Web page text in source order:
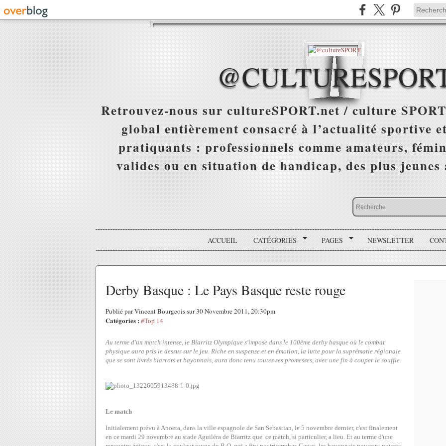
Retrouvez-nous sur cultureSPORT.net / culture
global entièrement consacré à l’actualité sportive
pratiquants : professionnels comme amateurs,
valides ou en situation de handicap, des plus
ACCUEIL CATÉGORIES PAGES NEWSLETTER
Derby Basque : Le Pays Basque reste rouge
Publié par Vincent Bourgeois sur 30 Novembre 2011, 20:30pm
Catégories : #Top 14
Au terme d'un match intense, le Biarritz Olympique s'impose dans le 100ème derby basque où le combat
physique aura pris le dessus sur le jeu. Riche en suspense et en émotion, la lutte pour la suprématie régionale
que se sont livrés biarrots et bayonnais, aura donc tenu toutes ses promesses, avec une fin à couper le souffle.
Le match
Initialement prévu à Anoeta, dans la ville espagnole de San Sebastian, le 5 novembre dernier, c'est finalement
en ce mardi 29 novembre au stade Aguiléra de Biarritz que ce match, si particulier, a lieu. Et au terme d'une